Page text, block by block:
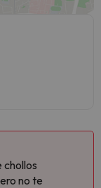
chollos
no te